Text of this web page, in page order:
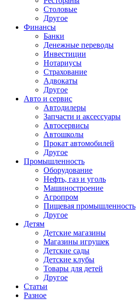
Столовые
Другое
Финансы
Банки
Денежные переводы
Инвестиции
Нотариусы
Страхование
Адвокаты
Другое
Авто и сервис
Автодилеры
Запчасти и аксессуары
Автосервисы
Автошколы
Прокат автомобилей
Другое
Промышленность
Оборудование
Нефть, газ и уголь
Машиностроение
Агропром
Пищевая промышленность
Другое
Детям
Детские магазины
Магазины игрушек
Детские сады
Детские клубы
Товары для детей
Другое
Статьи
Разное